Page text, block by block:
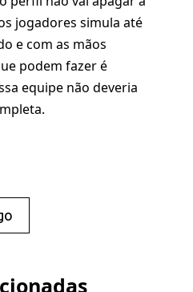
jogadores simula até
e com as mãos
podem fazer é
equipe não deveria